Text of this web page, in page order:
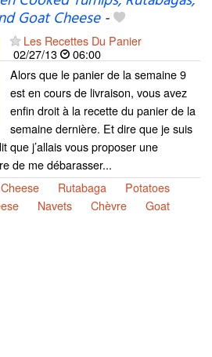
Goat Cheese-
Les Recettes Du Panier
02/27/13
06:00
Alors que le panier de la semaine 9
est en cours de livraison, vous avez
enfin droit à la recette du panier de la
semaine dernière. Et dire que je suis
que j’allais vous proposer une
de me débarasser...
Rutabaga
Potatoes
Navets Chèvre Goat